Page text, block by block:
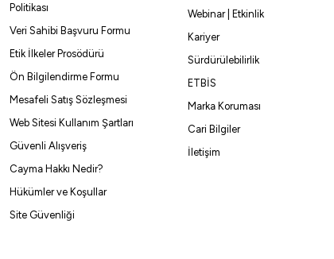
Olta Makinesi
Ryuji Ares X 5000M 5+1BB Olta Makinesi
₺ 2.281,94₺
Havale ile 1.951,06 ₺
Politikası
Veri Sahibi Başvuru Formu
Etik İlkeler Prosödürü
Ön Bilgilendirme Formu
Mesafeli Satış Sözleşmesi
Web Sitesi Kullanım Şartları
Güvenli Alışveriş
Cayma Hakkı Nedir?
Hükümler ve Koşullar
Site Güvenliği
Webinar | Etkinlik
Kariyer
Sürdürülebilirlik
ETBİS
Marka Koruması
Cari Bilgiler
İletişim